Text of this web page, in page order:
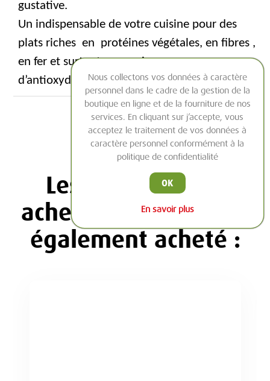
gustative.
Un indispensable de votre cuisine pour des
plats riches en protéines végétales, en fibres ,
en fer et surtout une vraie source
d’antioxydants.
Les clients ayant
acheté cet article ont
également acheté :
Nous collectons vos données à caractère
personnel dans le cadre de la gestion de la
boutique en ligne et de la fourniture de nos
services. En cliquant sur j’accepte, vous
acceptez le traitement de vos données à
caractère personnel conformément à la
politique de confidentialité
OK
En savoir plus